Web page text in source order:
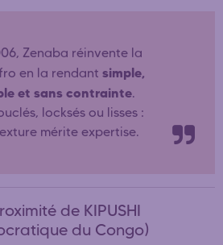
Zenaba réinvente la
en la rendant simple,
et sans contrainte.
locksés ou lisses :
mérite expertise.
de KIPUSHI
du Congo)